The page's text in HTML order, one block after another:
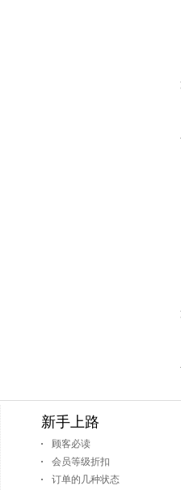
新手上路
顾客必读
会员等级折扣
订单的几种状态